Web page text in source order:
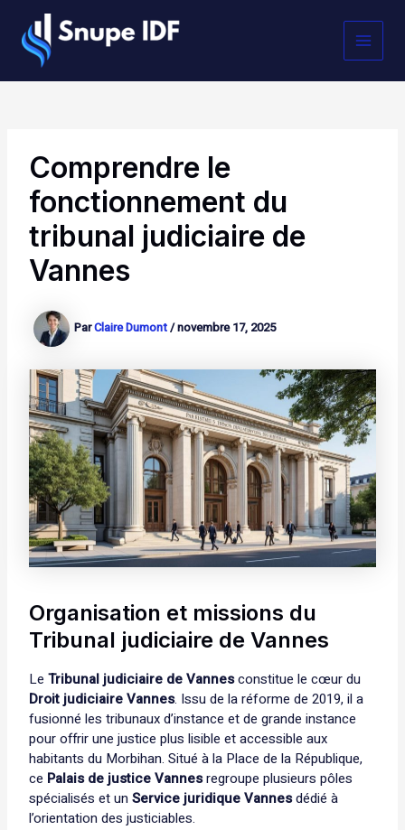
contenu
Comprendre le
fonctionnement du
tribunal judiciaire de
Vannes
ParClaire Dumont/novembre 17, 2025
Organisation et missions du
Tribunal judiciaire de Vannes
LeTribunal judiciaire de Vannesconstitue le cœur du
Droit judiciaire Vannes. Issu de la réforme de 2019, il a
fusionné les tribunaux d’instance et de grande instance
pour offrir une justice plus lisible et accessible aux
habitants du Morbihan. Situé à la Place de la République,
ce Palais de justice Vannesregroupe plusieurs pôles
spécialisés et unService juridique Vannesdédié à
l’orientation des justiciables.